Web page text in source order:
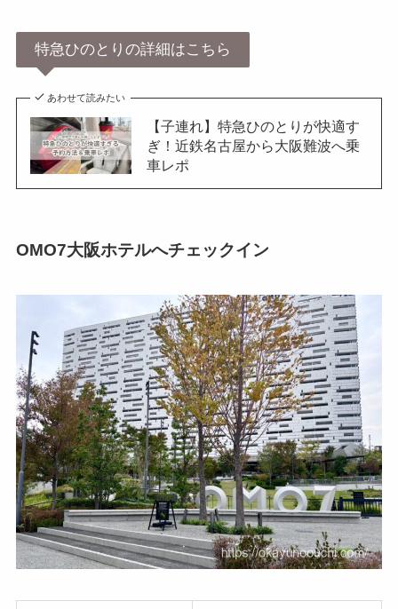
特急ひのとりの詳細はこちら
あわせて読みたい
【子連れ】特急ひのとりが快適す
ぎ！近鉄名古屋から大阪難波へ乗
車レポ
OMO7大阪ホテルへチェックイン